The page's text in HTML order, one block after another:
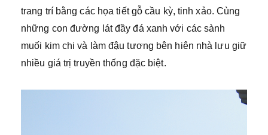
trang trí bằng các họa tiết gỗ cầu kỳ, tinh xảo. Cùng
những con đường lát đầy đá xanh với các sành
muối kim chi và làm đậu tương bên hiên nhà lưu giữ
nhiều giá trị truyền thống đặc biệt.